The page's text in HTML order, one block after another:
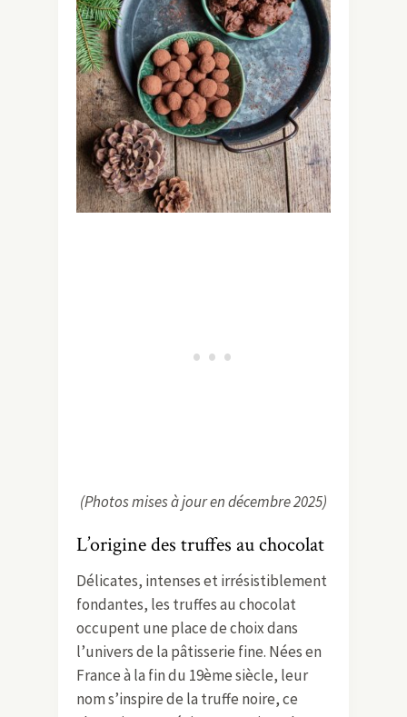
(Photos mises à jour en décembre 2025)
L’origine des truffes au chocolat
Délicates, intenses et irrésistiblement
fondantes, les truffes au chocolat
occupent une place de choix dans
l’univers de la pâtisserie fine. Nées en
France à la fin du 19ème siècle, leur
nom s’inspire de la truffe noire, ce